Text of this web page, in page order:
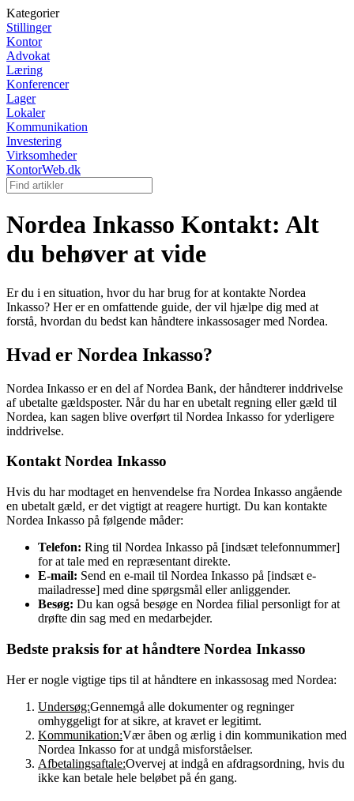
Kategorier
Stillinger
Kontor
Advokat
Læring
Konferencer
Lager
Lokaler
Kommunikation
Investering
Virksomheder
KontorWeb.dk
Nordea Inkasso Kontakt: Alt
du behøver at vide
Er du i en situation, hvor du har brug for at kontakte Nordea
Inkasso? Her er en omfattende guide, der vil hjælpe dig med at
forstå, hvordan du bedst kan håndtere inkassosager med Nordea.
Hvad er Nordea Inkasso?
Nordea Inkasso er en del af Nordea Bank, der håndterer inddrivelse
af ubetalte gældsposter. Når du har en ubetalt regning eller gæld til
Nordea, kan sagen blive overført til Nordea Inkasso for yderligere
inddrivelse.
Kontakt Nordea Inkasso
Hvis du har modtaget en henvendelse fra Nordea Inkasso angående
en ubetalt gæld, er det vigtigt at reagere hurtigt. Du kan kontakte
Nordea Inkasso på følgende måder:
Telefon: Ring til Nordea Inkasso på [indsæt telefonnummer]
for at tale med en repræsentant direkte.
E-mail: Send en e-mail til Nordea Inkasso på [indsæt e-
mailadresse] med dine spørgsmål eller anliggender.
Besøg: Du kan også besøge en Nordea filial personligt for at
drøfte din sag med en medarbejder.
Bedste praksis for at håndtere Nordea Inkasso
Her er nogle vigtige tips til at håndtere en inkassosag med Nordea:
Undersøg:Gennemgå alle dokumenter og regninger
omhyggeligt for at sikre, at kravet er legitimt.
Kommunikation:Vær åben og ærlig i din kommunikation med
Nordea Inkasso for at undgå misforståelser.
Afbetalingsaftale:Overvej at indgå en afdragsordning, hvis du
ikke kan betale hele beløbet på én gang.